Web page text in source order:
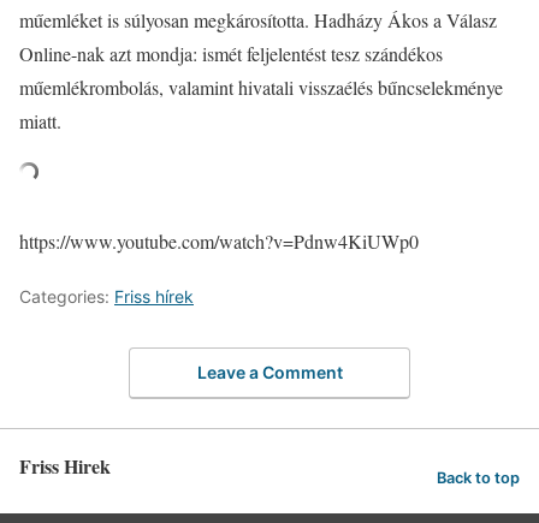
műemléket is súlyosan megkárosította. Hadházy Ákos a Válasz
Online-nak azt mondja: ismét feljelentést tesz szándékos
műemlékrombolás, valamint hivatali visszaélés bűncselekménye
miatt.
https://www.youtube.com/watch?v=Pdnw4KiUWp0
Categories: Friss hírek
Leave a Comment
Friss Hirek Back to top